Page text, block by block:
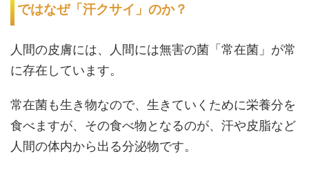
ではなぜ「汗クサイ」のか？
人間の皮膚には、人間には無害の菌「常在菌」が常
に存在しています。
常在菌も生き物なので、生きていくために栄養分を
食べますが、その食べ物となるのが、汗や皮脂など
人間の体内から出る分泌物です。